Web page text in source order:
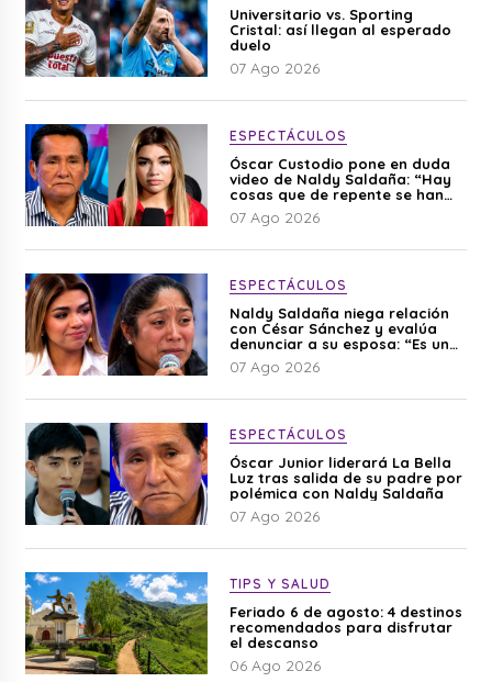
Universitario vs. Sporting
Cristal: así llegan al esperado
duelo
07 Ago 2026
ESPECTÁCULOS
Óscar Custodio pone en duda
video de Naldy Saldaña: “Hay
cosas que de repente se han
editado”
07 Ago 2026
ESPECTÁCULOS
Naldy Saldaña niega relación
con César Sánchez y evalúa
denunciar a su esposa: “Es una
difamación”
07 Ago 2026
ESPECTÁCULOS
Óscar Junior liderará La Bella
Luz tras salida de su padre por
polémica con Naldy Saldaña
07 Ago 2026
TIPS Y SALUD
Feriado 6 de agosto: 4 destinos
recomendados para disfrutar
el descanso
06 Ago 2026